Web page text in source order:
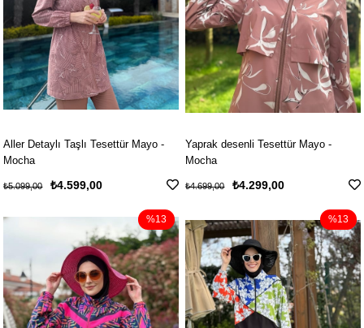
Aller Detaylı Taşlı Tesettür Mayo -
Mocha
₺4.599,00
₺5.099,00
Yaprak desenli Tesettür Mayo -
Mocha
₺4.299,00
₺4.699,00
%13 %13